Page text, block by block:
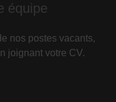
équipe
nos postes vacants,
joignant votre CV.